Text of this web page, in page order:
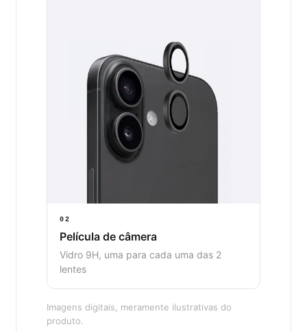
02
Película de câmera
Vidro 9H, uma para cada uma das 2
lentes
Imagens digitais, meramente ilustrativas do
produto.